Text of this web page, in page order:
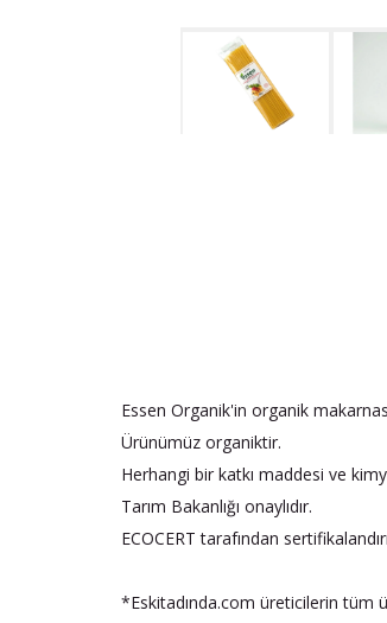
Essen Organik'in organik
Ürünümüz organiktir.
Herhangi bir katkı maddesi ve
Tarım Bakanlığı onaylıdır.
ECOCERT tarafından
*Eskitadında.com üreticilerin tüm